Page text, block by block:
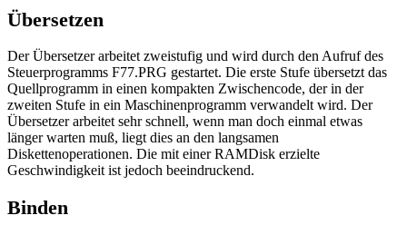
Übersetzen
Der Übersetzer arbeitet zweistufig und wird durch den Aufruf des
Steuerprogramms F77.PRG gestartet. Die erste Stufe übersetzt das
Quellprogramm in einen kompakten Zwischencode, der in der
zweiten Stufe in ein Maschinenprogramm verwandelt wird. Der
Übersetzer arbeitet sehr schnell, wenn man doch einmal etwas
länger warten muß, liegt dies an den langsamen
Diskettenoperationen. Die mit einer RAMDisk erzielte
Geschwindigkeit ist jedoch beeindruckend.
Binden